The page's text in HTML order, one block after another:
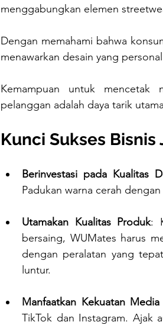
menggabungkan elemen
Dengan memahami bahwa
menawarkan desain yang
Kemampuan untuk mencetak
pelanggan adalah daya tarik
Kunci Sukses
Berinvestasi pada Kualitas
Padukan warna cerah
Utamakan Kualitas Produk:
bersaing, WUMates harus
dengan peralatan yang
luntur.
Manfaatkan Kekuatan Media
TikTok dan Instagram. Ajak